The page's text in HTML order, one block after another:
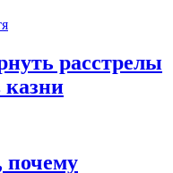
расстрелы
казни
почему